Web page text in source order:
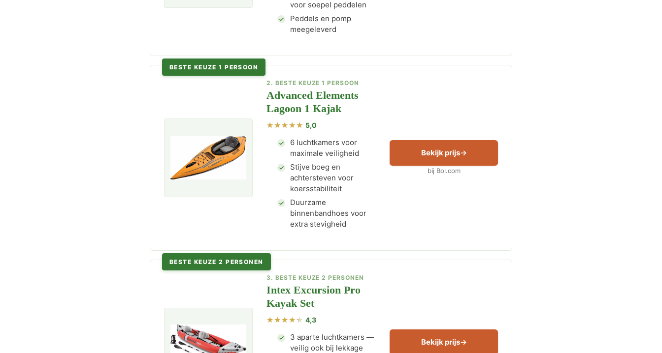
voor soepel peddelen
Peddels en pomp
meegeleverd
BESTE KEUZE 1 PERSOON
2. BESTE KEUZE 1 PERSOON
Advanced Elements
Lagoon 1 Kajak
5,0
6 luchtkamers voor
maximale veiligheid
Stijve boeg en
achtersteven voor
koersstabiliteit
Duurzame
binnenbandhoes voor
extra stevigheid
Bekijk prijs
bij Bol.com
BESTE KEUZE 2 PERSONEN
3. BESTE KEUZE 2 PERSONEN
Intex Excursion Pro
Kayak Set
4,3
3 aparte luchtkamers —
veilig ook bij lekkage
Bekijk prijs